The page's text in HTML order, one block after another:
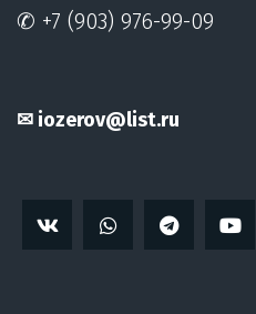
✆ +7 (903) 976-99-09
✉ iozerov@list.ru